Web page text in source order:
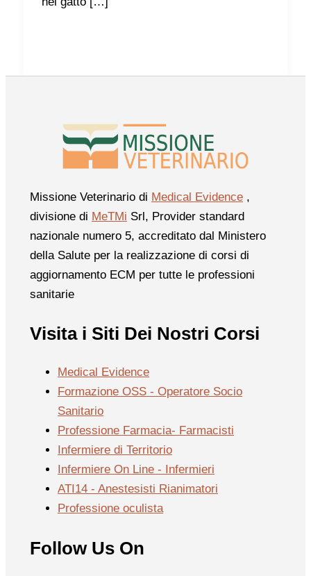
Missione Veterinario di Medical Evidence ,
divisione di MeTMi Srl, Provider standard
nazionale numero 5, accreditato dal Ministero
della Salute per la realizzazione di corsi di
aggiornamento ECM per tutte le professioni
sanitarie
Visita i Siti Dei Nostri Corsi
Medical Evidence
Formazione OSS - Operatore Socio
Sanitario
Professione Farmacia- Farmacisti
Infermiere di Territorio
Infermiere On Line - Infermieri
ATI14 - Anestesisti Rianimatori
Professione oculista
Follow Us On